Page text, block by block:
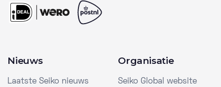
Nieuws
Laatste Seiko nieuws
Organisatie
Seiko Global website